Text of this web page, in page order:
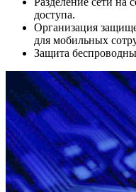
доступа.
Организация
для мобильных
Защита